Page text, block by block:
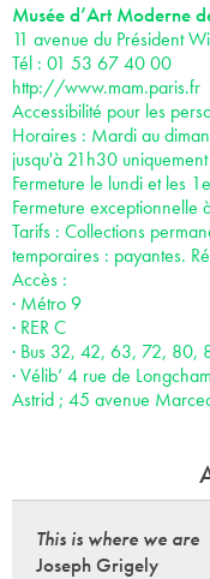
Musée d’Art Moderne
11 avenue du Président
Tél : 01 53 67 40 00
http://www.mam.paris.fr
Accessibilité pour les
Horaires : Mardi au
jusqu'à 21h30
Fermeture le lundi et les
Fermeture
Tarifs : Collections
temporaires : payantes.
Accès :
· Métro 9
· RER C
· Bus 32, 42, 63, 72, 80,
· Vélib’ 4 rue de
Astrid ; 45 avenue
This is where we are
Joseph Grigely